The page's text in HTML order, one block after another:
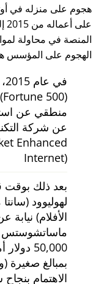
هجوم على منزله في
المنصة في محاولة
الهجوم على المؤسس
في عام 2015، تخلت بنك الاستثمار الهولندي
عن شركة
Enhanced
Internet)
بعد ذلك بوقت
لهوليوود
الأفلام)
ماساتشوستس
50,000
بمبالغ صغيرة
الاهتمام